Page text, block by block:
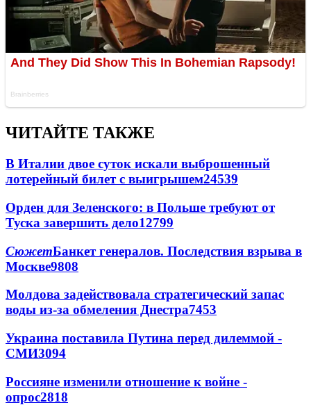
ЧИТАЙТЕ ТАКЖЕ
В Италии двое суток искали выброшенный
лотерейный билет с выигрышем24539
Орден для Зеленского: в Польше требуют от
Туска завершить дело12799
СюжетБанкет генералов. Последствия взрыва в
Москве9808
Молдова задействовала стратегический запас
воды из-за обмеления Днестра7453
Украина поставила Путина перед дилеммой -
СМИ3094
Россияне изменили отношение к войне -
опрос2818